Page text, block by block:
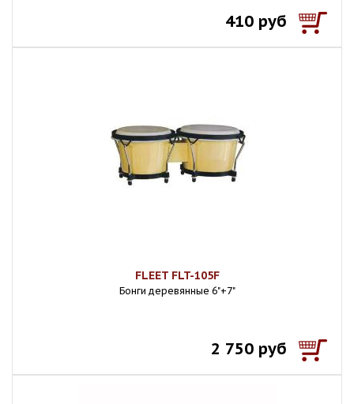
410 руб
FLEET FLT-105F
Бонги деревянные 6"+7"
2 750 руб